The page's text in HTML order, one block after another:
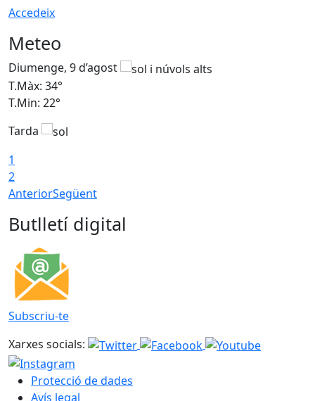
Accedeix
Meteo
Diumenge, 9 d’agost
T.Màx: 34°
T.Min: 22°
Tarda
1
2
AnteriorSegüent
Butlletí digital
Subscriu-te
Xarxes socials:
Protecció de dades
Avís legal